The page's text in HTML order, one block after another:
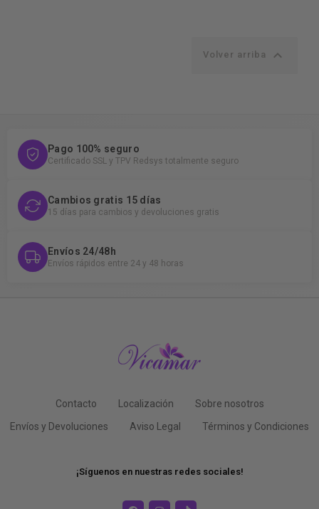
Volver arriba 
Pago 100% seguro
Certificado SSL y TPV Redsys totalmente seguro
Cambios gratis 15 días
15 días para cambios y devoluciones gratis
Envíos 24/48h
Envíos rápidos entre 24 y 48 horas
Contacto Localización
Sobre nosotros
Envíos y Devoluciones
Aviso Legal Términos y Condiciones
¡Síguenos en nuestras redes sociales!